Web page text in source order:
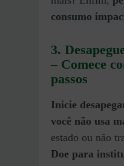
consumo
3.
– Comece
passos
Inicie
você não usa
estado ou não
Doe para